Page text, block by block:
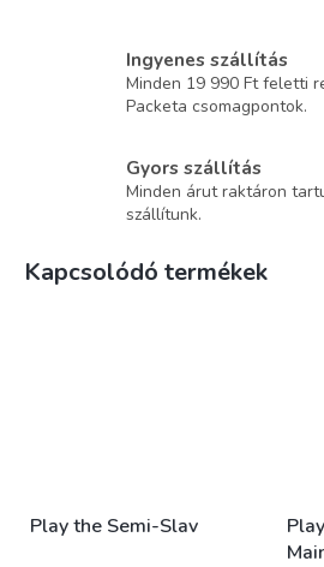
Ingyenes szállítás
Minden 19 990 Ft feletti
Packeta csomagpontok.
Gyors szállítás
Minden árut raktáron
szállítunk.
Kapcsolódó termékek
Play the Semi-Slav